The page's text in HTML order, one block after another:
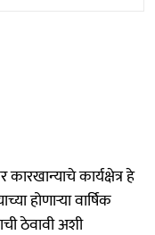
कार्यक्षेत्र हे
होणाऱ्या वार्षिक
ठेवावी अशी